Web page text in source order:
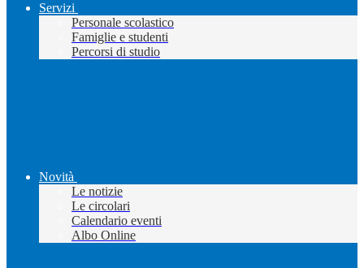
Servizi
Personale scolastico
Famiglie e studenti
Percorsi di studio
Novità
Le notizie
Le circolari
Calendario eventi
Albo Online